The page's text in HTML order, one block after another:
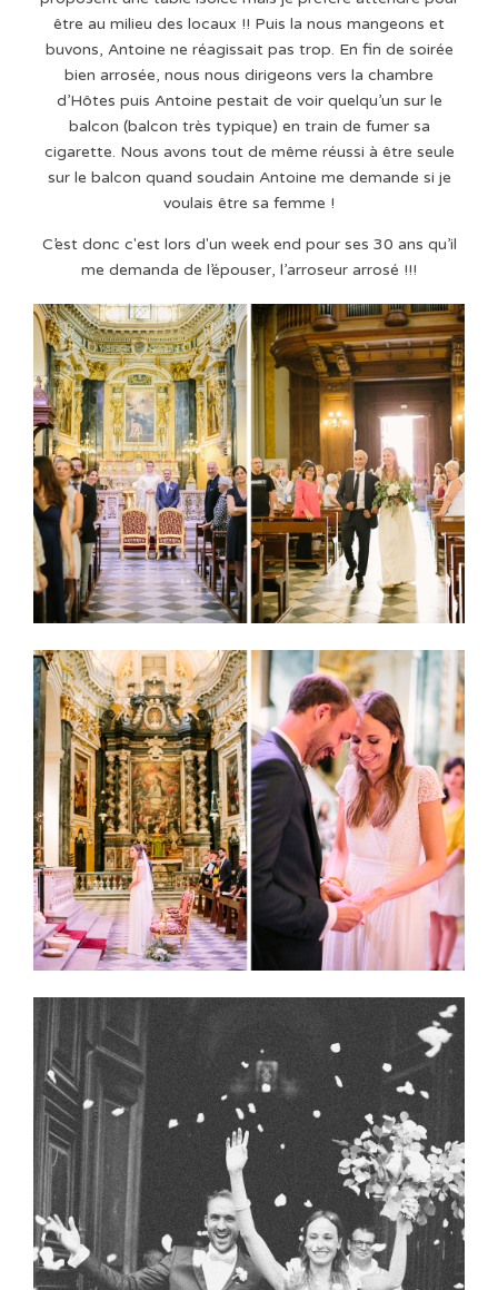
être au milieu des locaux !! Puis la nous mangeons et
buvons, Antoine ne réagissait pas trop. En fin de soirée
bien arrosée, nous nous dirigeons vers la chambre
d’Hôtes puis Antoine pestait de voir quelqu’un sur le
balcon (balcon très typique) en train de fumer sa
cigarette. Nous avons tout de même réussi à être seule
sur le balcon quand soudain Antoine me demande si je
voulais être sa femme !
C’est donc c'est lors d'un week end pour ses 30 ans qu’il
me demanda de l’épouser, l’arroseur arrosé !!!